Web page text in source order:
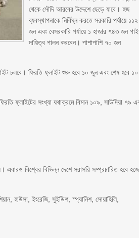
থেকে সৌদি আরবের উদ্দেশে ছেড়ে যাবে। হজ
ব্যবস্থাপনাকে নির্বিঘ্ন করতে সরকারি পর্যায়ে ১১২
জন এবং বেসরকারি পর্যায়ে ১ হাজার ৭৪৩ জন
দায়িত্ব পালন করবেন। পাশাপাশি ৭০ জন
চলবে। ফিরতি ফ্লাইট শুরু হবে ১০ জুন এবং শেষ হবে ১০
ফ্লাইটের সংখ্যা যথাক্রমে বিমান ১০৯, সাউদিয়া ৭৯
বিশ্বের বিভিন্ন দেশে সরাসরি সম্প্রচারিত হবে
হাউসা, ইংরেজি, সুইডিশ, স্প্যানিশ, সোয়াহিলি,